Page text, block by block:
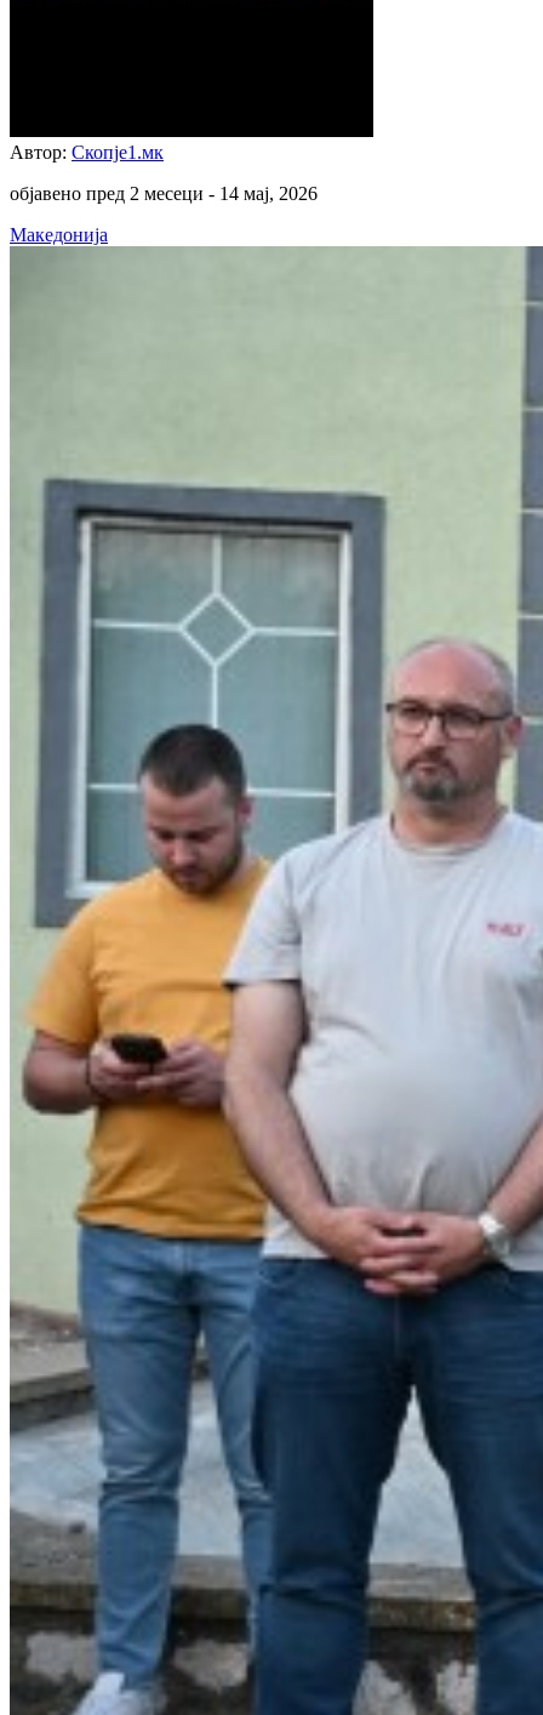
Автор: Скопје1.мк
објавено пред 2 месеци - 14 мај, 2026
Македонија